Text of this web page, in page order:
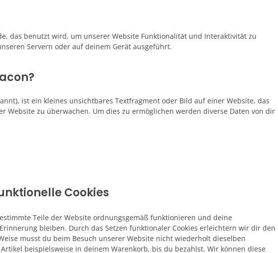
das benutzt wird, um unserer Website Funktionalität und Interaktivität zu
Servern oder auf deinem Gerät ausgeführt.
ist ein kleines unsichtbares Textfragment oder Bild auf einer Website, das
Website zu überwachen. Um dies zu ermöglichen werden diverse Daten von dir
Cookies
Teile der Website ordnungsgemäß funktionieren und deine
bleiben. Durch das Setzen funktionaler Cookies erleichtern wir dir den
musst du beim Besuch unserer Website nicht wiederholt dieselben
beispielsweise in deinem Warenkorb, bis du bezahlst. Wir können diese